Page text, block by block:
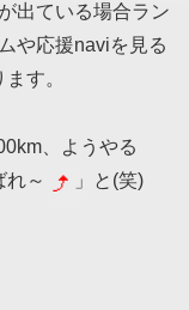
出ている場合ラン
や応援naviを見る
す。
、ようやる
れ～ 」と(笑)